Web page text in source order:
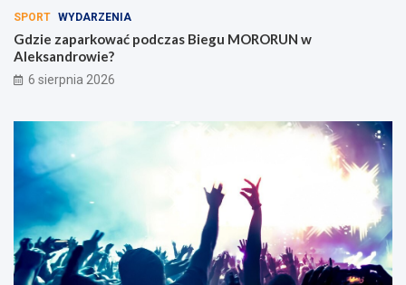
SPORT WYDARZENIA
Gdzie zaparkować podczas Biegu MORORUN w
Aleksandrowie?
6 sierpnia 2026